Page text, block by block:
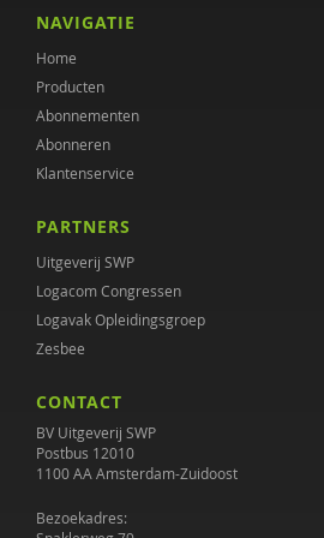
Henk Ferwerda
Maaike Habra
Jan Hendriks
Simone 't Hooft
Janine Janssen
Wouter Jongebreur
Rosa Koenraadt
Anouk Kok
Margriet Lenkens
NAVIGATIE
Home
Producten
Abonnementen
Abonneren
Klantenservice
PARTNERS
Uitgeverij SWP
Logacom Congressen
Logavak Opleidingsgroep
Zesbee
CONTACT
BV Uitgeverij SWP
Postbus 12010
1100 AA Amsterdam-Zuidoost
Bezoekadres: